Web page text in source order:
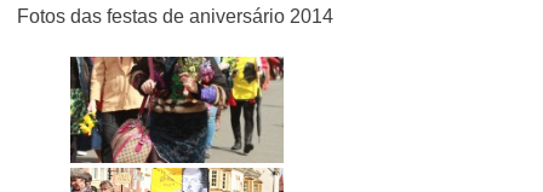
Fotos das festas de aniversário 2014